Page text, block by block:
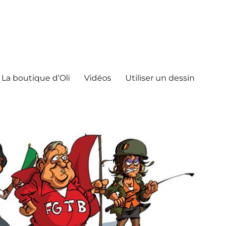
La boutique d’Oli Vidéos Utiliser un dessin